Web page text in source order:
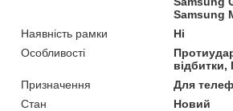
Samsung
Наявність рамки
Ні
Особливості
відбитки,
Призначення
Для
Стан
Новий